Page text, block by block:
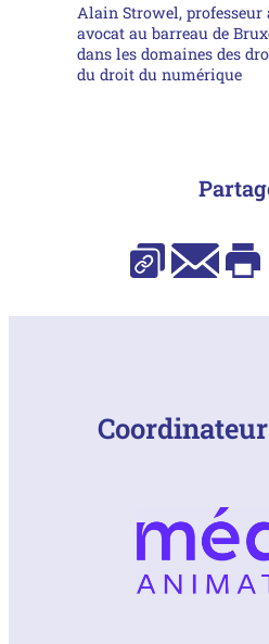
Alain Strowel, professeur
avocat au barreau de
dans les domaines des
du droit du numérique
Copier l’URL
E-mail